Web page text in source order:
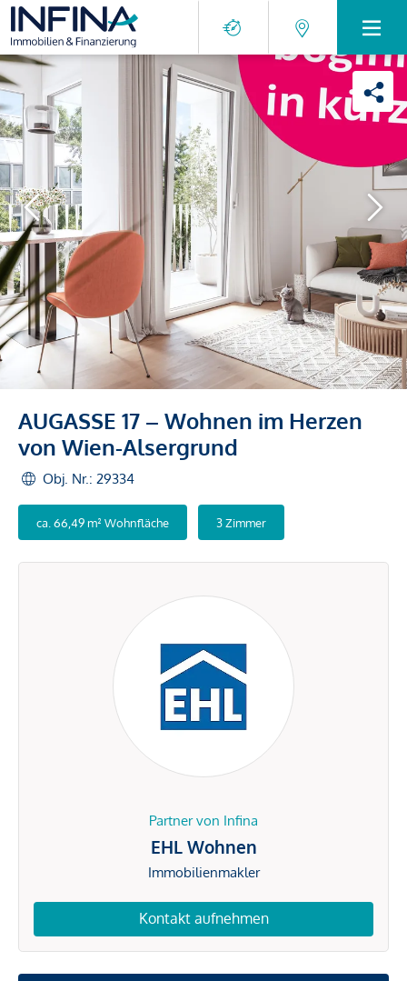
AUGASSE 17 – Wohnen im Herzen
von Wien-Alsergrund
Obj. Nr.: 29334
ca. 66,49 m² Wohnfläche 3 Zimmer
Partner von Infina
EHL Wohnen
Immobilienmakler
Kontakt aufnehmen